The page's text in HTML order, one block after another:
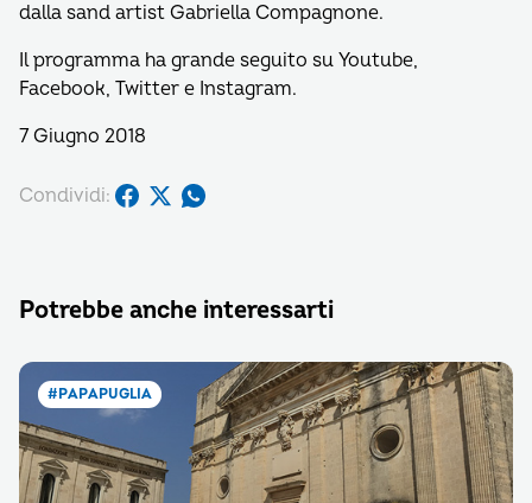
dalla sand artist Gabriella Compagnone.
Il programma ha grande seguito su Youtube,
Facebook, Twitter e Instagram.
7 Giugno 2018
Condividi:
Potrebbe anche interessarti
#PAPAPUGLIA